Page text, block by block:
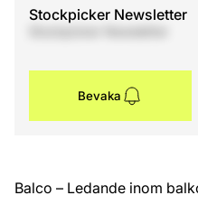
Stockpicker Newsletter
Bevaka
Balco – Ledande inom